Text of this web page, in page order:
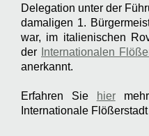
Delegation unter der
damaligen 1.
war, im italienischen
der
Internationalen
anerkannt.
Erfahren Sie hiermehr
Internationale